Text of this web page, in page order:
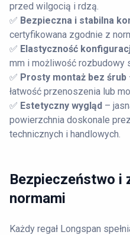
przed wilgocią i rdzą.
✅ Bezpieczna i stabilna
certyfikowana zgodnie z
✅ Elastyczność
mm i możliwość rozbudowy
✅ Prosty montaż bez śrub
łatwość przenoszenia lub
✅ Estetyczny wygląd –
powierzchnia doskonale
technicznych i handlowych.
Bezpieczeństwo i
normami
Każdy regał Longspan